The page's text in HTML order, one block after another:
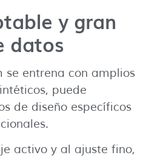
y gran
datos
se entrena con amplios
puede
de diseño específicos
activo y al ajuste fino,